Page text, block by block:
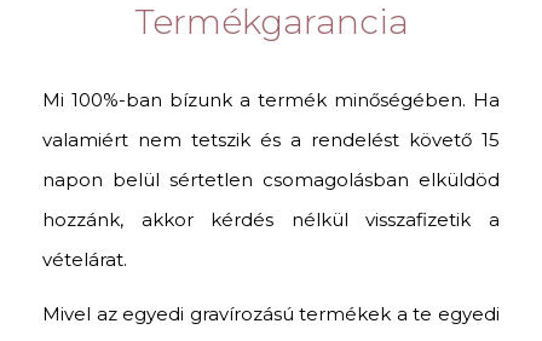
Termékgarancia
Mi 100%-ban bízunk a termék minőségében. Ha
valamiért nem tetszik és a rendelést követő 15
napon belül sértetlen csomagolásban elküldöd
hozzánk, akkor kérdés nélkül visszafizetik a
vételárat.
Mivel az egyedi gravírozású termékek a te egyedi